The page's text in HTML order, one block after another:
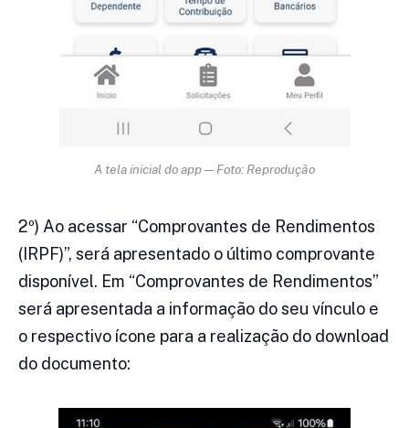
A tela inicial do app — Foto: Reprodução
2º) Ao acessar “Comprovantes de Rendimentos
(IRPF)”, será apresentado o último comprovante
disponível. Em “Comprovantes de Rendimentos”
será apresentada a informação do seu vínculo e
o respectivo ícone para a realização do download
do documento: